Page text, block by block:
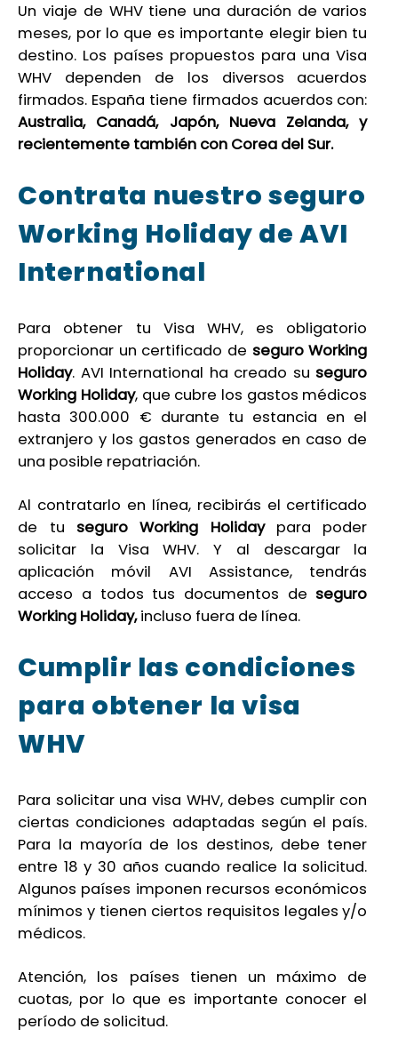
Un viaje de WHV tiene una duración de varios
meses, por lo que es importante elegir bien tu
destino. Los países propuestos para una Visa
WHV dependen de los diversos acuerdos
firmados. España tiene firmados acuerdos con:
Australia, Canadá, Japón, Nueva Zelanda, y
recientemente también con Corea del Sur.
Contrata nuestro seguro
Working Holiday de AVI
International
Para obtener tu Visa WHV, es obligatorio
proporcionar un certificado de seguro Working
Holiday. AVI International ha creado su seguro
Working Holiday, que cubre los gastos médicos
hasta 300.000 € durante tu estancia en el
extranjero y los gastos generados en caso de
una posible repatriación.
Al contratarlo en línea, recibirás el certificado
de tu seguro Working Holiday para poder
solicitar la Visa WHV. Y al descargar la
aplicación móvil AVI Assistance, tendrás
acceso a todos tus documentos de seguro
Working Holiday,incluso fuera de línea.
Cumplir las condiciones
para obtener la visa
WHV
Para solicitar una visa WHV, debes cumplir con
ciertas condiciones adaptadas según el país.
Para la mayoría de los destinos, debe tener
entre 18 y 30 años cuando realice la solicitud.
Algunos países imponen recursos económicos
mínimos y tienen ciertos requisitos legales y/o
médicos.
Atención, los países tienen un máximo de
cuotas, por lo que es importante conocer el
período de solicitud.